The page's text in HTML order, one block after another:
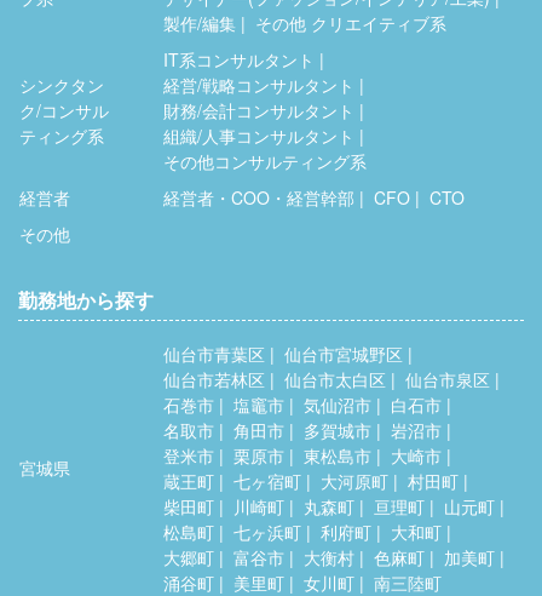
製作/編集
その他 クリエイティブ系
シンクタン
ク/コンサル
ティング系
IT系コンサルタント
経営/戦略コンサルタント
財務/会計コンサルタント
組織/人事コンサルタント
その他コンサルティング系
経営者
経営者・COO・経営幹部 CFO
CTO
その他
勤務地から探す
宮城県
仙台市青葉区
仙台市宮城野区
仙台市若林区
仙台市太白区
仙台市泉区
石巻市
塩竈市 気仙沼市
白石市
名取市
角田市 多賀城市
岩沼市
登米市
栗原市 東松島市
大崎市
蔵王町
七ヶ宿町 大河原町
村田町
柴田町
川崎町 丸森町 亘理町
山元町
松島町
七ヶ浜町 利府町
大和町
大郷町
富谷市 大衡村 色麻町
加美町
涌谷町
美里町 女川町
南三陸町